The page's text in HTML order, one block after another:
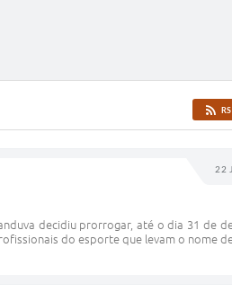
22
decidiu prorrogar, até o dia 31 de
do esporte que levam o nome de